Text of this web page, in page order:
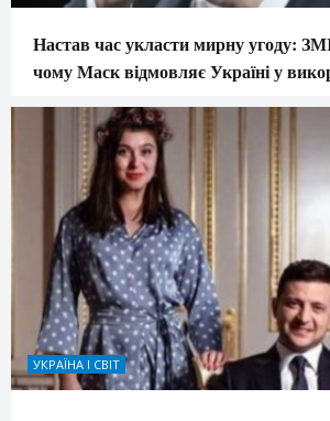
Настав час укласти мирну угоду:
чому Маск відмовляє Україні у
УКРАЇНА І СВІТ